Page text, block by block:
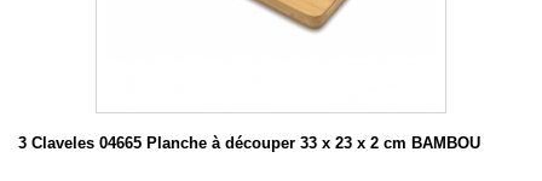
3 Claveles 04665 Planche à découper 33 x 23 x 2 cm BAMBOU